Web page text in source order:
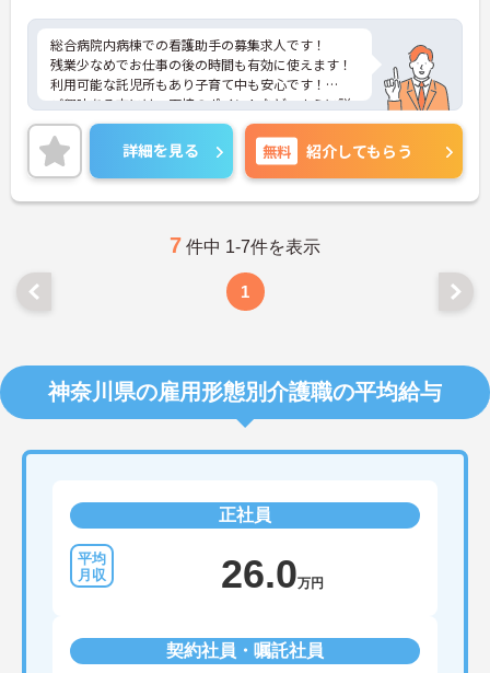
総合病院内病棟での看護助手の募集求人です！
残業少なめでお仕事の後の時間も有効に使えます！
利用可能な託児所もあり子育て中も安心です！
ご興味ある方には、面接のポイントなど、さらに詳
細をお話致しますのでお気軽にご相談ください。
詳細を見る 無料 紹介してもらう
7 件中 1-7件を表示
1
神奈川県の雇用形態別介護職の平均給与
正社員
26.0万円
契約社員・嘱託社員